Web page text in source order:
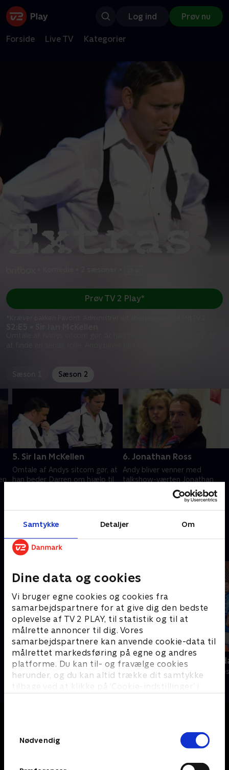
Samtykke Detaljer Om
Dine data og cookies
Vi bruger egne cookies og cookies fra
samarbejdspartnere for at give dig den bedste
oplevelse af TV 2 PLAY, til statistik og til at
målrette annoncer til dig. Vores
samarbejdspartnere kan anvende cookie-data til
målrettet markedsføring på egne og andres
platforme. Du kan til- og fravælge cookies
herunder, og du kan altid trække dit samtykke
tilbage ved at klikke på ’Cookie-indstillinger’ i
Nødvendig
Log ind Prøv nu
Forside Live TV Kategorier
Prøv TV 2 Play*
Sæson 2
5. Sir Ian McKellen
Omtale af Andys sitcom gør, at
han beder Darren om hjælp til
stykke instrueret af Ian
1. maj 2023 • 28 min
6. Jonathan Ross
Andy bliver venner med
talkshow-værten Jonathan
Ross. Moderen til en fan af
"When the Whistle Blows"
beder Andy om at besøge
1. maj 2023 • 27 min
Andre så også
P.I.S. - Politiets IndsatsStyrke
Komedie • 2 sæsoner
Robssons
Komedie • 1